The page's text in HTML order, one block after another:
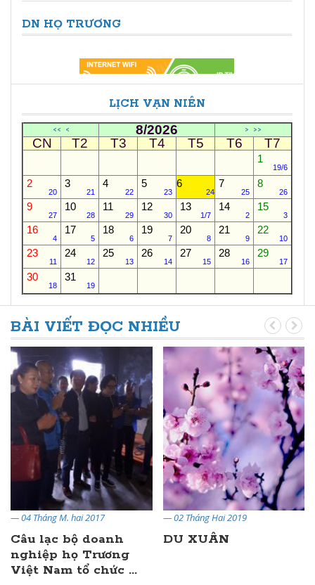
DN HỌ TRƯƠNG
LỊCH VẠN NIÊN
<< < 8/2026 > >>
CN T2 T3 T4 T5 T6 T7
1
19/6
2
20
3
21
4
22
5
23
6
24
7
25
8
26
9
27
10
28
11
29
12
30
13
1/7
14
2
15
3
16
4
17
5
18
6
19
7
20
8
21
9
22
10
23
11
24
12
25
13
26
14
27
15
28
16
29
17
30
18
31
19
BÀI VIẾT ĐỌC NHIỀU
— 04 Tháng M. hai 2017
Câu lạc bộ doanh
nghiệp họ Trương
Việt Nam tổ chức ...
— 02 Tháng Hai 2019
DU XUÂN